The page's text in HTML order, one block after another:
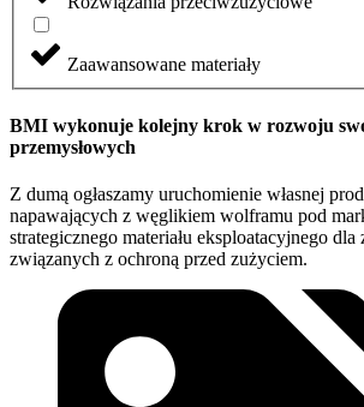
Zaawansowane materiały
BMI wykonuje kolejny krok w rozwoju
przemysłowych
Z dumą ogłaszamy uruchomienie własnej
napawających z węglikiem wolframu pod
strategicznego materiału eksploatacyjnego dla
związanych z ochroną przed zużyciem.